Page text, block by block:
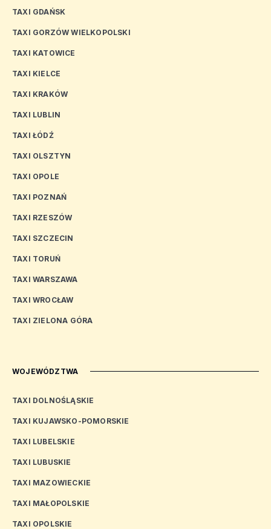
TAXI GDAŃSK
TAXI GORZÓW WIELKOPOLSKI
TAXI KATOWICE
TAXI KIELCE
TAXI KRAKÓW
TAXI LUBLIN
TAXI ŁÓDŹ
TAXI OLSZTYN
TAXI OPOLE
TAXI POZNAŃ
TAXI RZESZÓW
TAXI SZCZECIN
TAXI TORUŃ
TAXI WARSZAWA
TAXI WROCŁAW
TAXI ZIELONA GÓRA
WOJEWÓDZTWA
TAXI DOLNOŚLĄSKIE
TAXI KUJAWSKO-POMORSKIE
TAXI LUBELSKIE
TAXI LUBUSKIE
TAXI MAZOWIECKIE
TAXI MAŁOPOLSKIE
TAXI OPOLSKIE